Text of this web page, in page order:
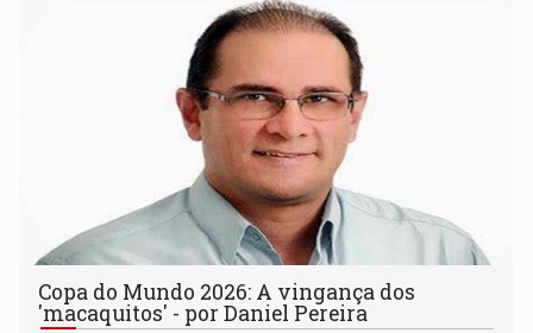
Copa do Mundo 2026: A vingança dos
'macaquitos' - por Daniel Pereira